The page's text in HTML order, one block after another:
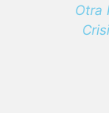
Otra